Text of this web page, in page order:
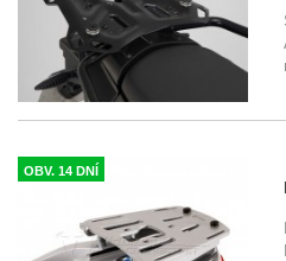
OBV. 14 DNÍ